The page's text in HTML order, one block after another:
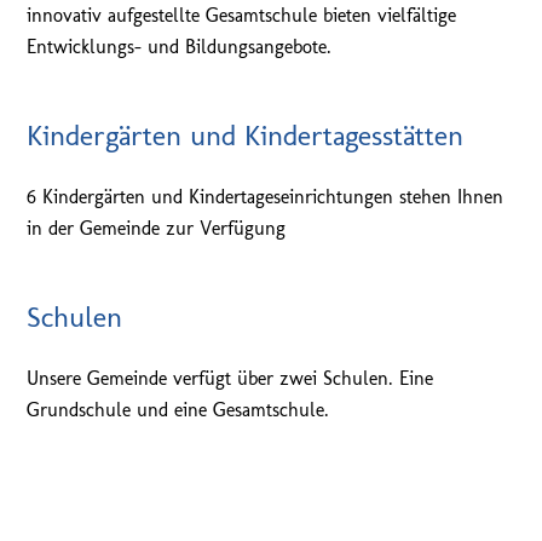
innovativ aufgestellte Gesamtschule bieten vielfältige
Entwicklungs- und Bildungsangebote.
Kindergärten und Kindertagesstätten
6 Kindergärten und Kindertageseinrichtungen stehen Ihnen
in der Gemeinde zur Verfügung
Schulen
Unsere Gemeinde verfügt über zwei Schulen. Eine
Grundschule und eine Gesamtschule.